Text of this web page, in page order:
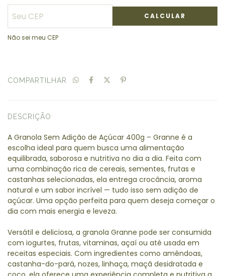
CALCULAR
Não sei meu CEP
COMPARTILHAR
DESCRIÇÃO
A Granola Sem Adição de Açúcar 400g – Granne é a
escolha ideal para quem busca uma alimentação
equilibrada, saborosa e nutritiva no dia a dia. Feita com
uma combinação rica de cereais, sementes, frutas e
castanhas selecionadas, ela entrega crocância, aroma
natural e um sabor incrível — tudo isso sem adição de
açúcar. Uma opção perfeita para quem deseja começar o
dia com mais energia e leveza.
Versátil e deliciosa, a granola Granne pode ser consumida
com iogurtes, frutas, vitaminas, açaí ou até usada em
receitas especiais. Com ingredientes como amêndoas,
castanha-do-pará, nozes, linhaça, maçã desidratada e